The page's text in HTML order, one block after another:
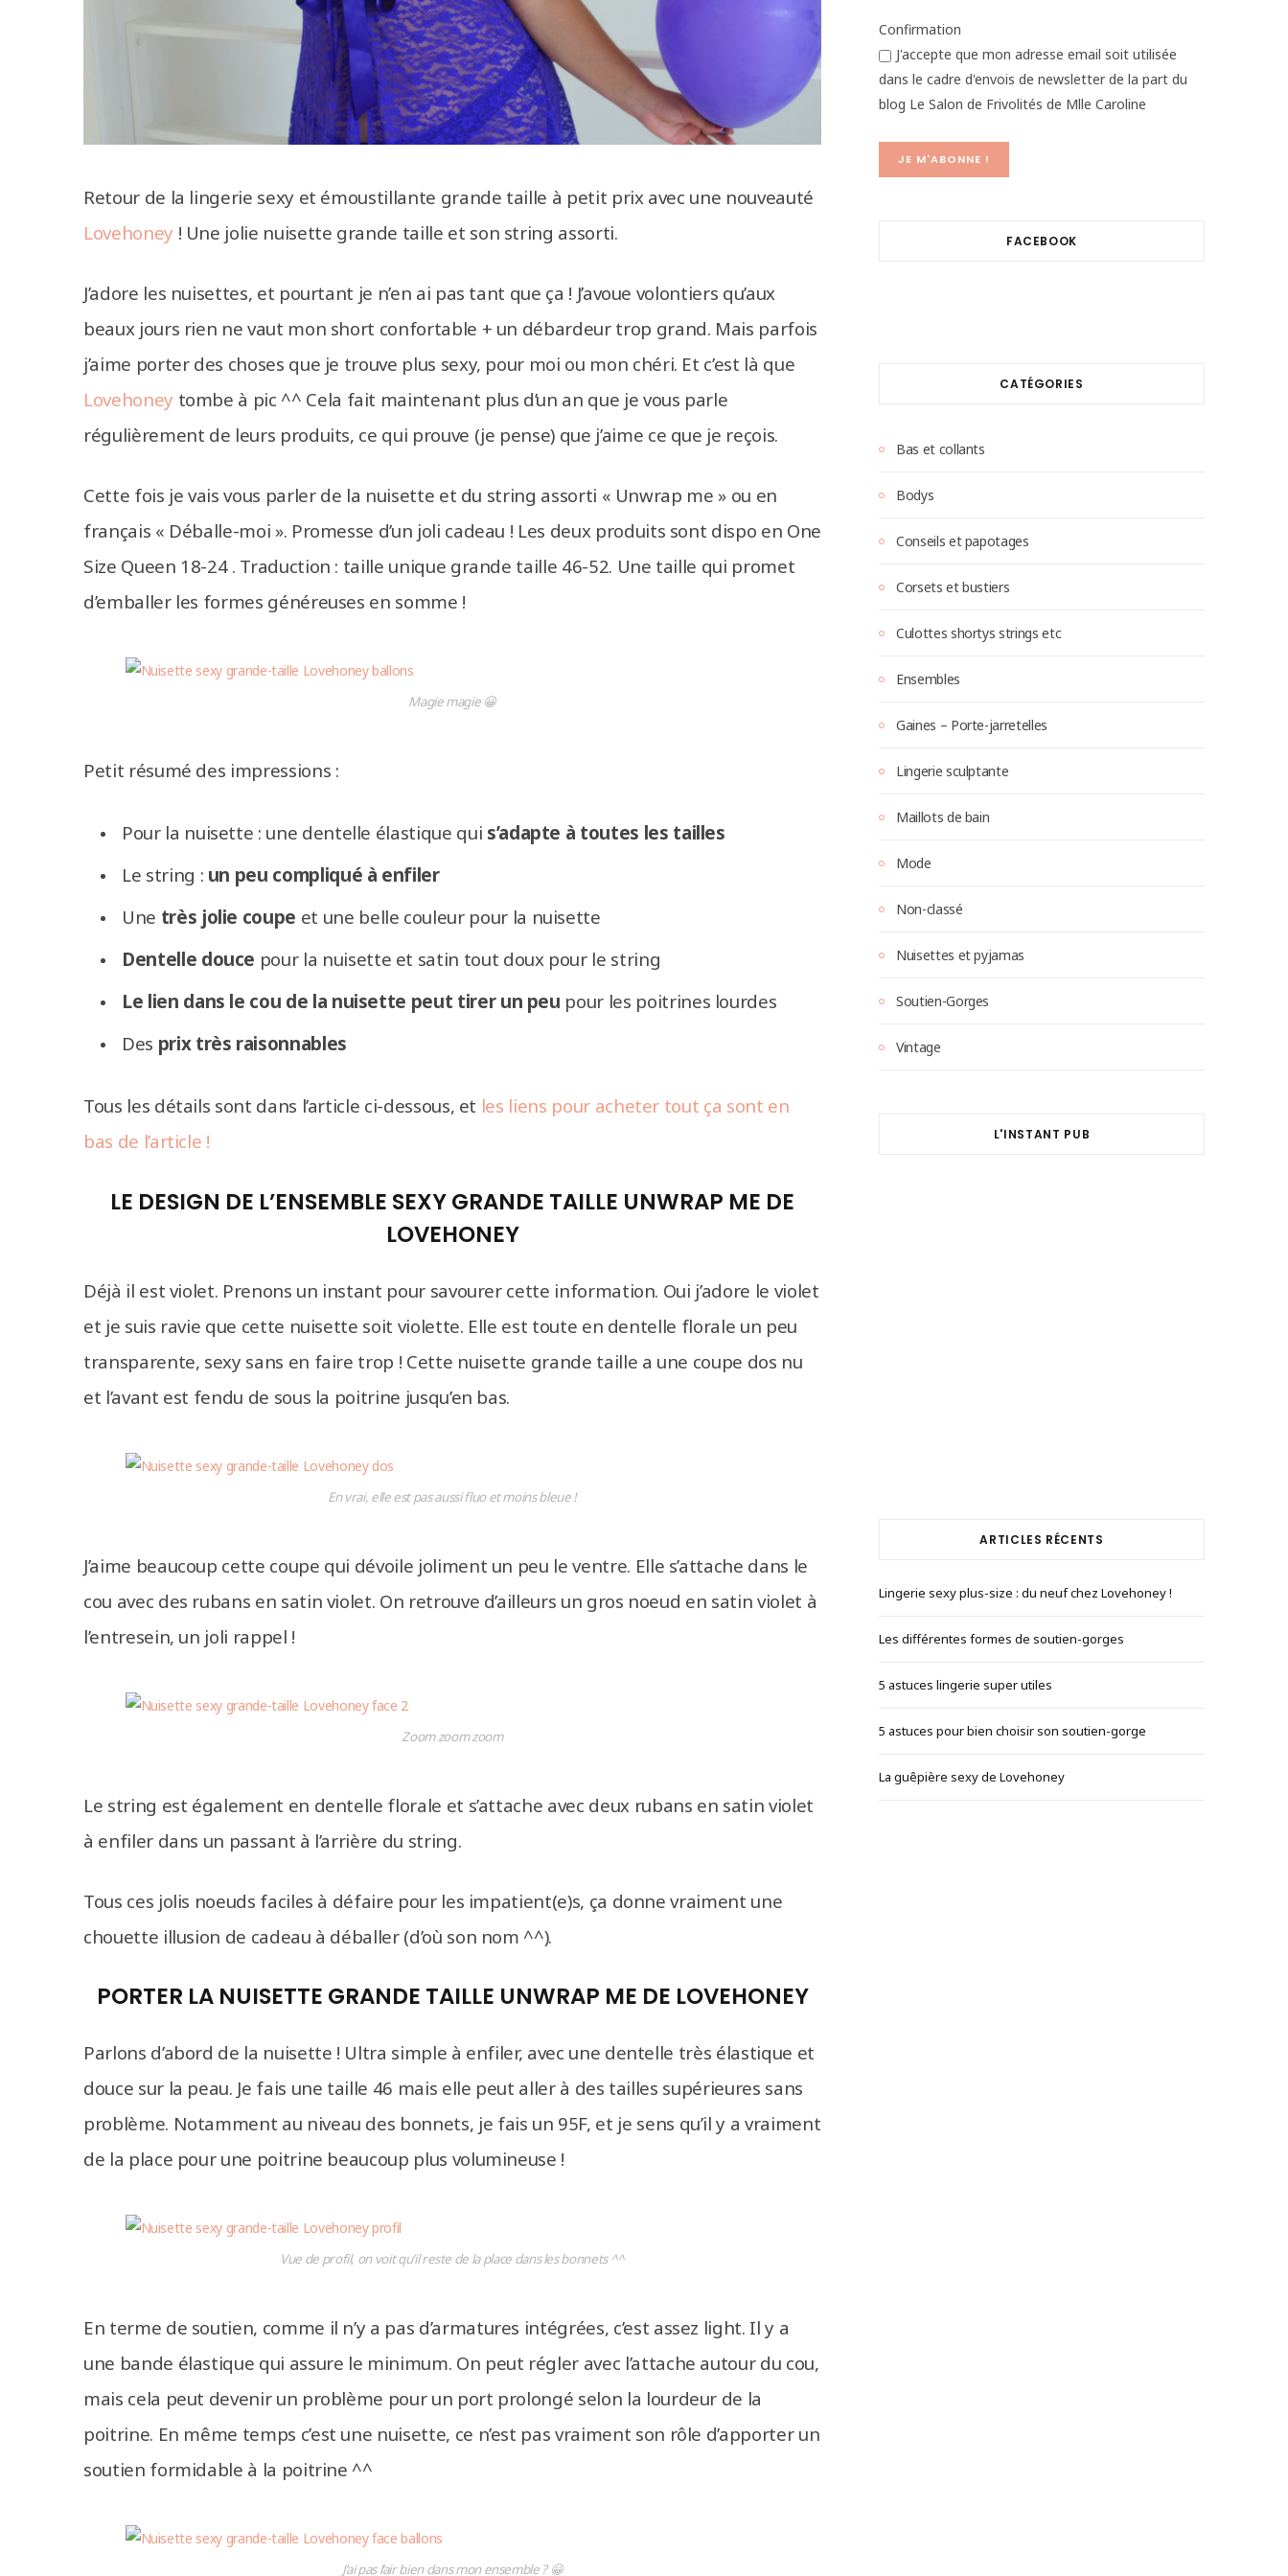
Retour de la lingerie sexy et émoustillante grande taille à petit prix avec une nouveauté
Lovehoney ! Une jolie nuisette grande taille et son string assorti.
J’adore les nuisettes, et pourtant je n’en ai pas tant que ça ! J’avoue volontiers qu’aux
beaux jours rien ne vaut mon short confortable + un débardeur trop grand. Mais parfois
j’aime porter des choses que je trouve plus sexy, pour moi ou mon chéri. Et c’est là que
Lovehoney tombe à pic ^^ Cela fait maintenant plus d’un an que je vous parle
régulièrement de leurs produits, ce qui prouve (je pense) que j’aime ce que je reçois.
Cette fois je vais vous parler de la nuisette et du string assorti « Unwrap me » ou en
français « Déballe-moi ». Promesse d’un joli cadeau ! Les deux produits sont dispo en One
Size Queen 18-24 . Traduction : taille unique grande taille 46-52. Une taille qui promet
d’emballer les formes généreuses en somme !
Magie magie 😀
Petit résumé des impressions :
Pour la nuisette : une dentelle élastique qui s’adapte à toutes les tailles
Le string : un peu compliqué à enfiler
Une très jolie coupe et une belle couleur pour la nuisette
Dentelle douce pour la nuisette et satin tout doux pour le string
Le lien dans le cou de la nuisette peut tirer un peu pour les poitrines lourdes
Des prix très raisonnables
Tous les détails sont dans l’article ci-dessous, et les liens pour acheter tout ça sont en
bas de l’article !
LE DESIGN DE L’ENSEMBLE SEXY GRANDE TAILLE UNWRAP ME DE
LOVEHONEY
Déjà il est violet. Prenons un instant pour savourer cette information. Oui j’adore le violet
et je suis ravie que cette nuisette soit violette. Elle est toute en dentelle florale un peu
transparente, sexy sans en faire trop ! Cette nuisette grande taille a une coupe dos nu
et l’avant est fendu de sous la poitrine jusqu’en bas.
En vrai, elle est pas aussi fluo et moins bleue !
J’aime beaucoup cette coupe qui dévoile joliment un peu le ventre. Elle s’attache dans le
cou avec des rubans en satin violet. On retrouve d’ailleurs un gros noeud en satin violet à
l’entresein, un joli rappel !
Zoom zoom zoom
Le string est également en dentelle florale et s’attache avec deux rubans en satin violet
à enfiler dans un passant à l’arrière du string.
Tous ces jolis noeuds faciles à défaire pour les impatient(e)s, ça donne vraiment une
chouette illusion de cadeau à déballer (d’où son nom ^^).
PORTER LA NUISETTE GRANDE TAILLE UNWRAP ME DE LOVEHONEY
Parlons d’abord de la nuisette ! Ultra simple à enfiler, avec une dentelle très élastique et
douce sur la peau. Je fais une taille 46 mais elle peut aller à des tailles supérieures sans
problème. Notamment au niveau des bonnets, je fais un 95F, et je sens qu’il y a vraiment
de la place pour une poitrine beaucoup plus volumineuse !
Vue de profil, on voit qu’il reste de la place dans les bonnets ^^
En terme de soutien, comme il n’y a pas d’armatures intégrées, c’est assez light. Il y a
une bande élastique qui assure le minimum. On peut régler avec l’attache autour du cou,
mais cela peut devenir un problème pour un port prolongé selon la lourdeur de la
poitrine. En même temps c’est une nuisette, ce n’est pas vraiment son rôle d’apporter un
soutien formidable à la poitrine ^^
J’ai pas l’air bien dans mon ensemble ? 😀
Confirmation
J'accepte que mon adresse email soit utilisée
dans le cadre d'envois de newsletter de la part du
blog Le Salon de Frivolités de Mlle Caroline
FACEBOOK
CATÉGORIES
Bas et collants
Bodys
Conseils et papotages
Corsets et bustiers
Culottes shortys strings etc
Ensembles
Gaines – Porte-jarretelles
Lingerie sculptante
Maillots de bain
Mode
Non-classé
Nuisettes et pyjamas
Soutien-Gorges
Vintage
L'INSTANT PUB
ARTICLES RÉCENTS
Lingerie sexy plus-size : du neuf chez Lovehoney !
Les différentes formes de soutien-gorges
5 astuces lingerie super utiles
5 astuces pour bien choisir son soutien-gorge
La guêpière sexy de Lovehoney